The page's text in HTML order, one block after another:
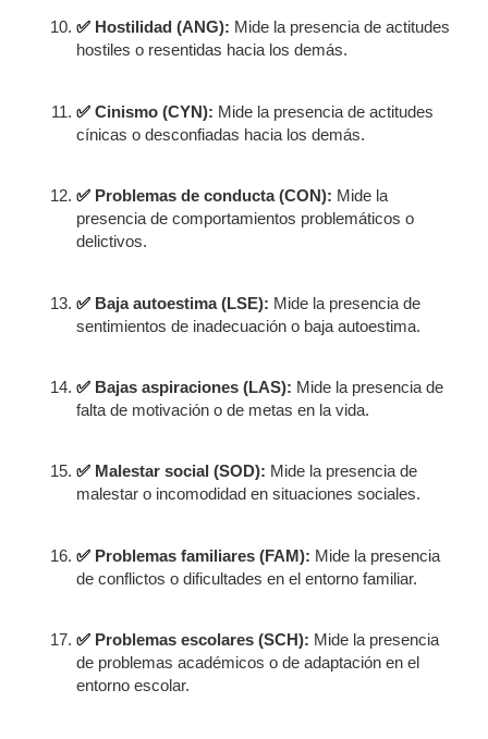
✅ Hostilidad (ANG): Mide la presencia de actitudes
hostiles o resentidas hacia los demás.
✅ Cinismo (CYN): Mide la presencia de actitudes
cínicas o desconfiadas hacia los demás.
✅ Problemas de conducta (CON): Mide la
presencia de comportamientos problemáticos o
delictivos.
✅ Baja autoestima (LSE): Mide la presencia de
sentimientos de inadecuación o baja autoestima.
✅ Bajas aspiraciones (LAS): Mide la presencia de
falta de motivación o de metas en la vida.
✅ Malestar social (SOD): Mide la presencia de
malestar o incomodidad en situaciones sociales.
✅ Problemas familiares (FAM): Mide la presencia
de conflictos o dificultades en el entorno familiar.
✅ Problemas escolares (SCH): Mide la presencia
de problemas académicos o de adaptación en el
entorno escolar.